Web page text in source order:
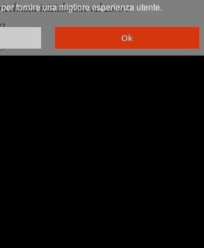
inizialmente nel 2000 e
fornire una migliore esperienza utente.
Ok